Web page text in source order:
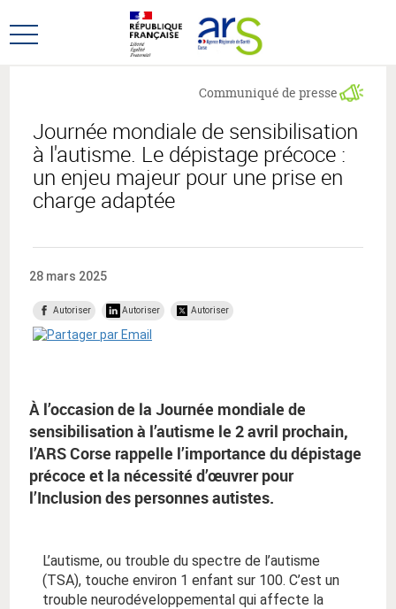
au
menu
au
contenu
Ouvrir
Journée mondiale de sensibilisation
à l'autisme. Le dépistage précoce :
un enjeu majeur pour une prise en
charge adaptée
Communiqué de presse
28 mars 2025
Autoriser Autoriser Autoriser
À l’occasion de la Journée mondiale de
sensibilisation à l’autisme le 2 avril prochain,
l’ARS Corse rappelle l’importance du dépistage
précoce et la nécessité d’œuvrer pour
l’Inclusion des personnes autistes.
L’autisme, ou trouble du spectre de l’autisme
(TSA), touche environ 1 enfant sur 100. C’est un
trouble neurodéveloppemental qui affecte la